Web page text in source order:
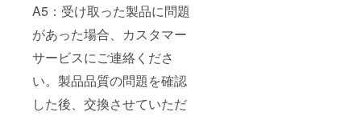
A5：受け取った製品に問題
があった場合、カスタマー
サービスにご連絡くださ
い。製品品質の問題を確認
した後、交換させていただ